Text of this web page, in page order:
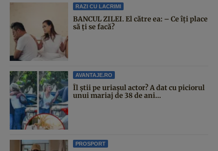
RAZI CU LACRIMI
BANCUL ZILEI. El către ea: – Ce îți place
să ți se facă?
AVANTAJE.RO
Îl știi pe uriașul actor? A dat cu piciorul
unui mariaj de 38 de ani...
PROSPORT